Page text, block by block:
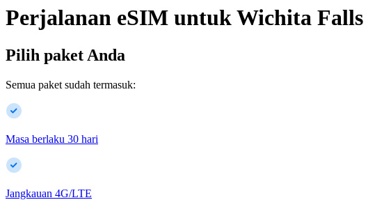
Perjalanan eSIM untukWichita Falls
Pilih paket Anda
Semua paket sudah termasuk:
Masa berlaku 30 hari
Jangkauan 4G/LTE